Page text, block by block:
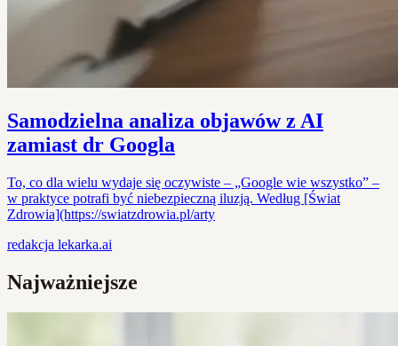
Samodzielna analiza objawów z AI
zamiast dr Googla
To, co dla wielu wydaje się oczywiste – „Google wie wszystko” –
w praktyce potrafi być niebezpieczną iluzją. Według [Świat
Zdrowia](https://swiatzdrowia.pl/arty
redakcja lekarka.ai
Najważniejsze